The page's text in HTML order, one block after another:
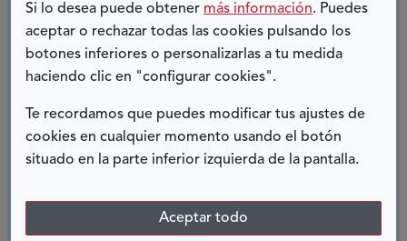
Si lo desea puede obtener más información. Puedes
aceptar o rechazar todas las cookies pulsando los
botones inferiores o personalizarlas a tu medida
haciendo clic en "configurar cookies".
Te recordamos que puedes modificar tus ajustes de
cookies en cualquier momento usando el botón
situado en la parte inferior izquierda de la pantalla.
Aceptar todo
sobre
El
ángel
verde
SIN INVESTIGACIÓN NO HAY
29 OCTUBRE, 2021
complejo desde 2015 e implantada de
neuroestimulador medular desde 2017. El síndrome